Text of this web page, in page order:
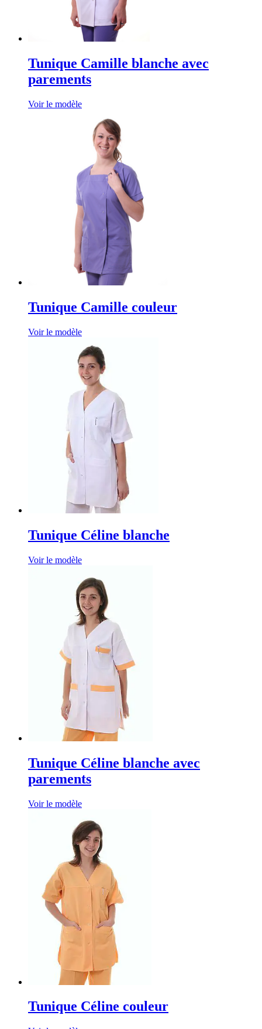
Tunique Camille blanche avec
parements
Voir le modèle
Tunique Camille couleur
Voir le modèle
Tunique Céline blanche
Voir le modèle
Tunique Céline blanche avec
parements
Voir le modèle
Tunique Céline couleur